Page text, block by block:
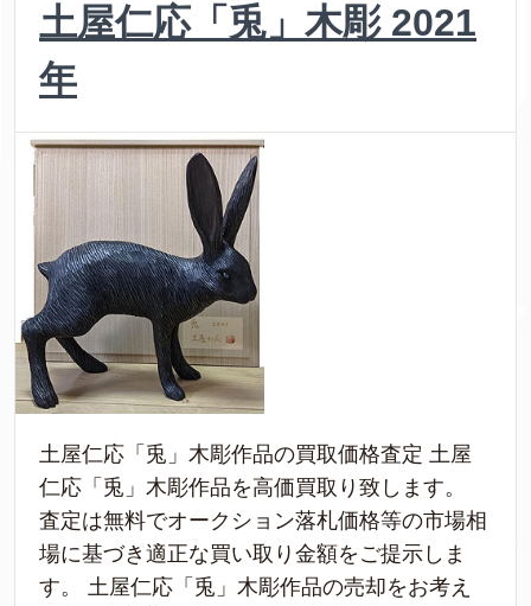
土屋仁応「兎」木彫 2021
年
土屋仁応「兎」木彫作品の買取価格査定 土屋
仁応「兎」木彫作品を高価買取り致します。
査定は無料でオークション落札価格等の市場相
場に基づき適正な買い取り金額をご提示しま
す。 土屋仁応「兎」木彫作品の売却をお考え